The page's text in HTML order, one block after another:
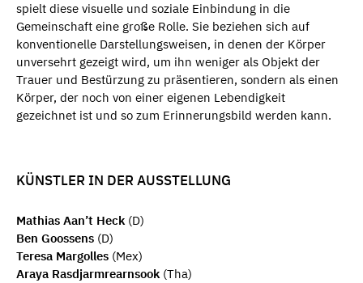
spielt diese visuelle und soziale Einbindung in die
Gemeinschaft eine große Rolle. Sie beziehen sich auf
konventionelle Darstellungsweisen, in denen der Körper
unversehrt gezeigt wird, um ihn weniger als Objekt der
Trauer und Bestürzung zu präsentieren, sondern als einen
Körper, der noch von einer eigenen Lebendigkeit
gezeichnet ist und so zum Erinnerungsbild werden kann.
KÜNSTLER IN DER AUSSTELLUNG
Mathias Aan’t Heck(D)
Ben Goossens (D)
Teresa Margolles (Mex)
Araya Rasdjarmrearnsook(Tha)